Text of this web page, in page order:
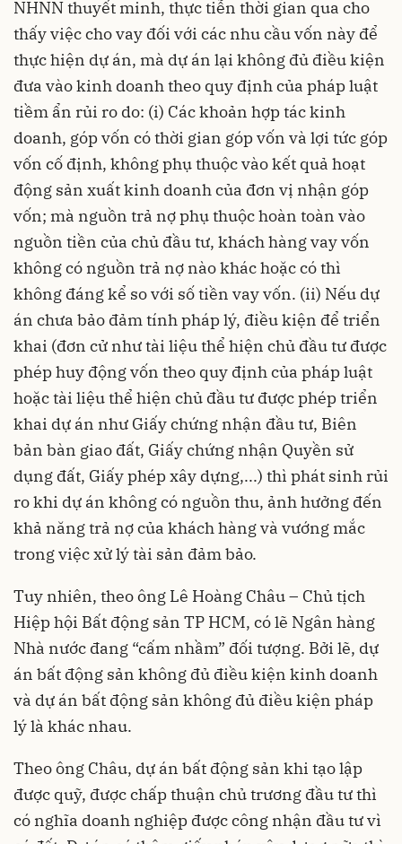
NHNN thuyết minh, thực tiễn thời gian qua cho
thấy việc cho vay đối với các nhu cầu vốn này để
thực hiện dự án, mà dự án lại không đủ điều kiện
đưa vào kinh doanh theo quy định của pháp luật
tiềm ẩn rủi ro do: (i) Các khoản hợp tác kinh
doanh, góp vốn có thời gian góp vốn và lợi tức góp
vốn cố định, không phụ thuộc vào kết quả hoạt
động sản xuất kinh doanh của đơn vị nhận góp
vốn; mà nguồn trả nợ phụ thuộc hoàn toàn vào
nguồn tiền của chủ đầu tư, khách hàng vay vốn
không có nguồn trả nợ nào khác hoặc có thì
không đáng kể so với số tiền vay vốn. (ii) Nếu dự
án chưa bảo đảm tính pháp lý, điều kiện để triển
khai (đơn cử như tài liệu thể hiện chủ đầu tư được
phép huy động vốn theo quy định của pháp luật
hoặc tài liệu thể hiện chủ đầu tư được phép triển
khai dự án như Giấy chứng nhận đầu tư, Biên
bản bàn giao đất, Giấy chứng nhận Quyền sử
dụng đất, Giấy phép xây dựng,...) thì phát sinh rủi
ro khi dự án không có nguồn thu, ảnh hưởng đến
khả năng trả nợ của khách hàng và vướng mắc
trong việc xử lý tài sản đảm bảo.
Tuy nhiên, theo ông Lê Hoàng Châu – Chủ tịch
Hiệp hội Bất động sản TP HCM, có lẽ Ngân hàng
Nhà nước đang “cấm nhầm” đối tượng. Bởi lẽ, dự
án bất động sản không đủ điều kiện kinh doanh
và dự án bất động sản không đủ điều kiện pháp
lý là khác nhau.
Theo ông Châu, dự án bất động sản khi tạo lập
được quỹ, được chấp thuận chủ trương đầu tư thì
có nghĩa doanh nghiệp được công nhận đầu tư vì